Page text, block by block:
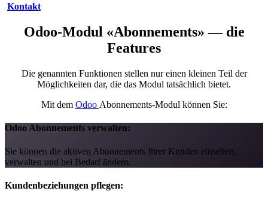
Kontakt
Odoo-Modul «Abonnements» — die
Features
Die genannten Funktionen stellen nur einen kleinen Teil der
Möglichkeiten dar, die das Modul tatsächlich bietet.
Mit dem Odoo Abonnements-Modul können Sie:
Odoo Abonnements verwalten:
Sie können die aktiven Abonnements Ihrer Kunden einsehen,
verwalten und bei Bedarf ändern.
Kundenbeziehungen pflegen: